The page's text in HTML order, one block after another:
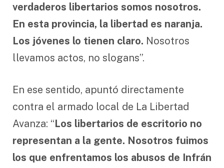
verdaderos libertarios somos nosotros.
En esta provincia, la libertad es naranja.
Los jóvenes lo tienen claro. Nosotros
llevamos actos, no slogans”.
En ese sentido, apuntó directamente
contra el armado local de La Libertad
Avanza: “Los libertarios de escritorio no
representan a la gente. Nosotros fuimos
los que enfrentamos los abusos de Infrán